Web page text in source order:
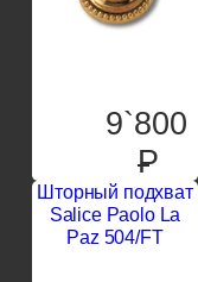
9`800
P
Шторный подхват
Salice Paolo La
Paz 504/FT